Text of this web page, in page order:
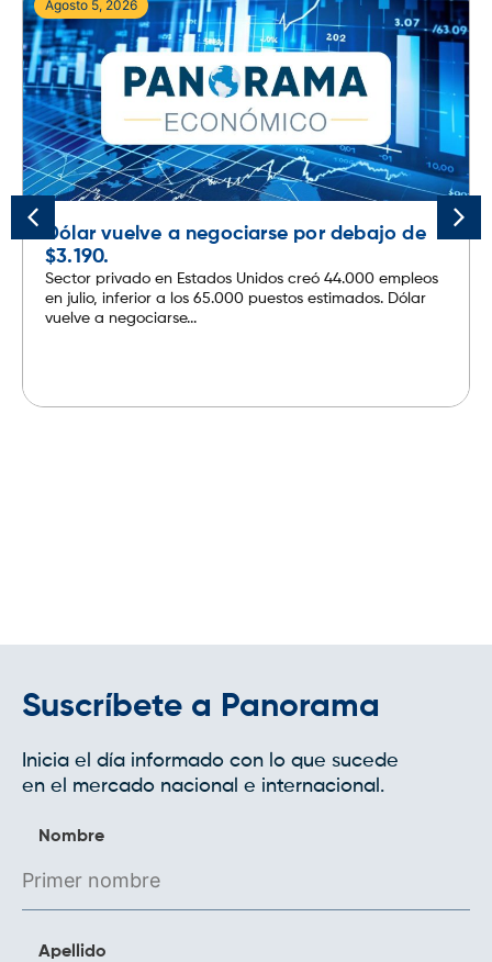
Agosto 5, 2026
Dólar vuelve a negociarse por debajo de
$3.190.
Sector privado en Estados Unidos creó 44.000 empleos
en julio, inferior a los 65.000 puestos estimados. Dólar
vuelve a negociarse...
Suscríbete a Panorama
Inicia el día informado con lo que sucede
en el mercado nacional e internacional.
Nombre
Apellido